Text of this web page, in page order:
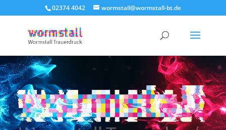
02374 4042 wormstall@wormstall-bt.de
Video-
Player